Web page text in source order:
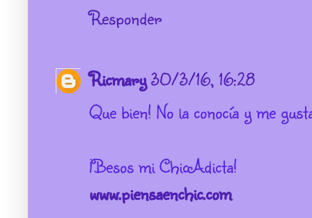
Responder
Ricmary30/3/16, 16:28
Que bien! No la conocía y me
¡Besos mi ChicAdicta!
www.piensaenchic.com